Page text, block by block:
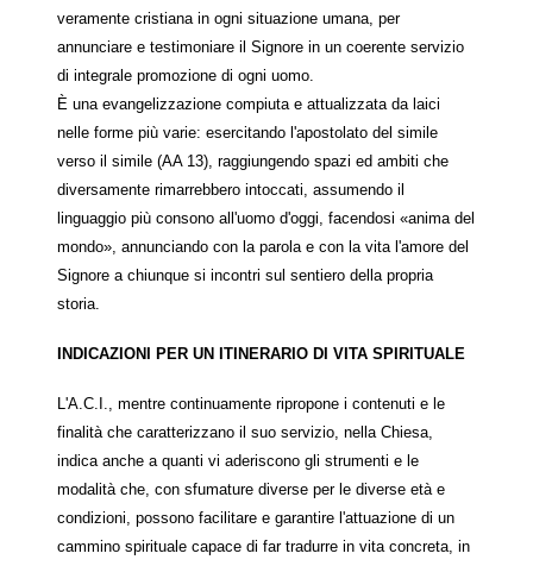
veramente cristiana in ogni situazione umana, per
annunciare e testimoniare il Signore in un coerente servizio
di integrale promozione di ogni uomo.
È una evangelizzazione compiuta e attualizzata da laici
nelle forme più varie: esercitando l'apostolato del simile
verso il simile (AA 13), raggiungendo spazi ed ambiti che
diversamente rimarrebbero intoccati, assumendo il
linguaggio più consono all'uomo d'oggi, facendosi «anima del
mondo», annunciando con la parola e con la vita l'amore del
Signore a chiunque si incontri sul sentiero della propria
storia.
INDICAZIONI PER UN ITINERARIO DI VITA SPIRITUALE
L'A.C.I., mentre continuamente ripropone i contenuti e le
finalità che caratterizzano il suo servizio, nella Chiesa,
indica anche a quanti vi aderiscono gli strumenti e le
modalità che, con sfumature diverse per le diverse età e
condizioni, possono facilitare e garantire l'attuazione di un
cammino spirituale capace di far tradurre in vita concreta, in